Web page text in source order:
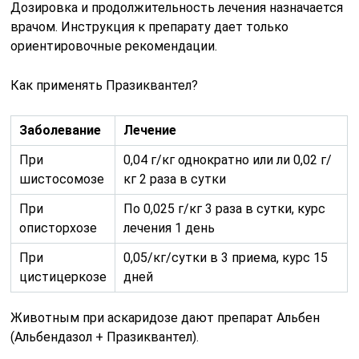
Дозировка и продолжительность лечения назначается
врачом. Инструкция к препарату дает только
ориентировочные рекомендации.
Как применять Празиквантел?
Заболевание
Лечение
При
шистосомозе
0,04 г/кг однократно или ли 0,02 г/
кг 2 раза в сутки
При
описторхозе
По 0,025 г/кг 3 раза в сутки, курс
лечения 1 день
При
цистицеркозе
0,05/кг/сутки в 3 приема, курс 15
дней
Животным при аскаридозе дают препарат Альбен
(Альбендазол + Празиквантел).